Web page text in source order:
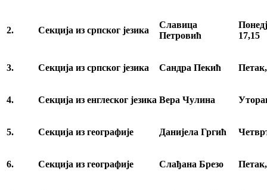
2. Секција из српског језика
Славица
Петровић
17,15
3. Секција из српског језика Сандра Пекић
4. Секција из енглеског језика Вера Чулина
5. Секција из географије Данијела Гргић
6. Секција из географије Слађана Брезо